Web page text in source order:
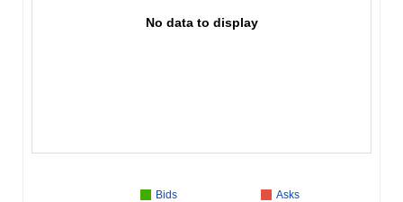
No data to display
Bids
Asks